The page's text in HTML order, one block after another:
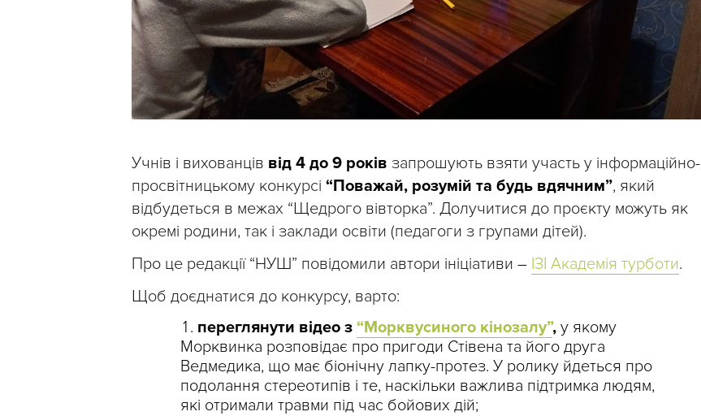
Учнів і вихованців від 4 до 9 років запрошують взяти участь у інформаційно-
просвітницькому конкурсі “Поважай, розумій та будь вдячним”, який
відбудеться в межах “Щедрого вівторка”. Долучитися до проєкту можуть як
окремі родини, так і заклади освіти (педагоги з групами дітей).
Про це редакції “НУШ” повідомили автори ініціативи – ІЗІ Академія турботи.
Щоб доєднатися до конкурсу, варто:
переглянути відео з “Морквусиного кінозалу”, у якому
Морквинка розповідає про пригоди Стівена та його друга
Ведмедика, що має біонічну лапку-протез. У ролику йдеться про
подолання стереотипів і те, наскільки важлива підтримка людям,
які отримали травми під час бойових дій;